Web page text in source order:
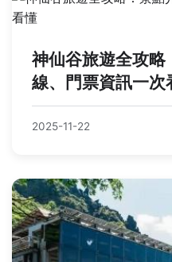
神仙谷旅遊全攻
線、門票資訊一次
2025-11-22